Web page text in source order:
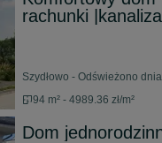
rachunki
Szydłowo - Odświeżono
94 m² - 4989.36 zł/m²
Dom